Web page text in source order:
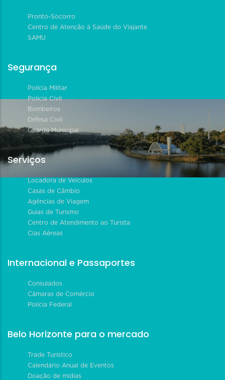
Pronto-Socorro
Centro de Atenção à Saúde do Viajante
SAMU
Segurança
Polícia Militar
Polícia Civil
Bombeiros
Defesa Civil
Guarda Municipal
Serviços
Locadora de Veículos
Casas de Câmbio
Agências de Viagem
Guias de Turismo
Centro de Atendimento ao Turista
Cias Aéreas
Internacional e Passaportes
Consulados
Câmaras de Comércio
Polícia Federal
Belo Horizonte para o mercado
Trade Turístico
Calendário Anual de Eventos
Doação de mídias